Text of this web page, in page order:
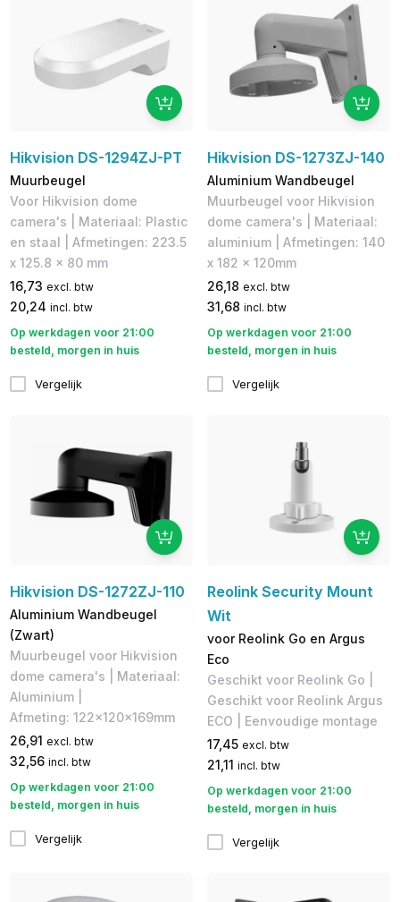
Hikvision DS-1294ZJ-PT
Muurbeugel
Voor Hikvision dome
camera's | Materiaal: Plastic
en staal | Afmetingen: 223.5
x 125.8 x 80 mm
16,73 excl. btw
20,24 incl. btw
Op werkdagen voor 21:00
besteld, morgen in huis
Vergelijk
Hikvision DS-1273ZJ-140
Aluminium Wandbeugel
Muurbeugel voor Hikvision
dome camera's | Materiaal:
aluminium | Afmetingen: 140
x 182 x 120mm
26,18 excl. btw
31,68 incl. btw
Op werkdagen voor 21:00
besteld, morgen in huis
Vergelijk
Hikvision DS-1272ZJ-110
Aluminium Wandbeugel
(Zwart)
Muurbeugel voor Hikvision
dome camera's | Materiaal:
Aluminium |
Afmeting: 122×120×169mm
26,91 excl. btw
32,56 incl. btw
Op werkdagen voor 21:00
besteld, morgen in huis
Vergelijk
Reolink Security Mount
Wit
voor Reolink Go en Argus
Eco
Geschikt voor Reolink Go |
Geschikt voor Reolink Argus
ECO | Eenvoudige montage
17,45 excl. btw
21,11 incl. btw
Op werkdagen voor 21:00
besteld, morgen in huis
Vergelijk